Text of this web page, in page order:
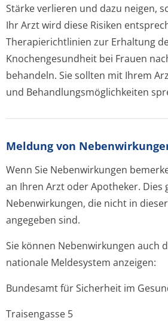
Stärke verlieren und dazu neigen,
Ihr Arzt wird diese Risiken
Therapierichtlinien zur Erhaltung
Knochengesundheit bei Frauen
behandeln. Sie sollten mit Ihrem
und Behandlungsmöglichke­iten
Meldung von
Wenn Sie Nebenwirkungen
an Ihren Arzt oder Apotheker. Dies
Nebenwirkungen, die nicht in
angegeben sind.
Sie können Nebenwirkungen auch
nationale Meldesystem anzeigen:
Bundesamt für Sicherheit im
Traisengasse 5